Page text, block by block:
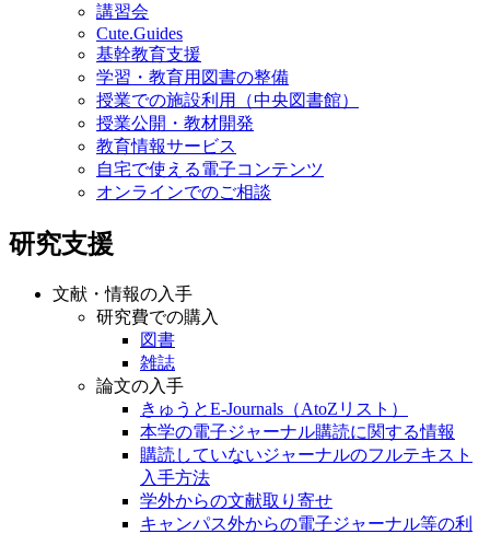
講習会
Cute.Guides
基幹教育支援
学習・教育用図書の整備
授業での施設利用（中央図書館）
授業公開・教材開発
教育情報サービス
自宅で使える電子コンテンツ
オンラインでのご相談
研究支援
文献・情報の入手
研究費での購入
図書
雑誌
論文の入手
きゅうとE-Journals（AtoZリスト）
本学の電子ジャーナル購読に関する情報
購読していないジャーナルのフルテキスト
入手方法
学外からの文献取り寄せ
キャンパス外からの電子ジャーナル等の利